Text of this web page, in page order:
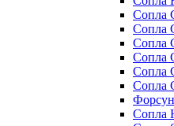
Сопла
Сопла
Сопла
Сопла
Сопла
Сопла
Сопла